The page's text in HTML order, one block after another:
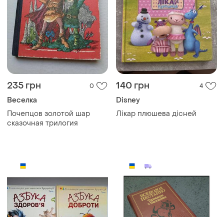
235 грн 0
Веселка
Почепцов золотой шар
сказочная трилогия
140 грн 4
Disney
Лікар плюшева дісней